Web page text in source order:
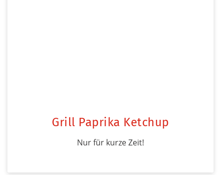
Grill Paprika Ketchup
Nur für kurze Zeit!